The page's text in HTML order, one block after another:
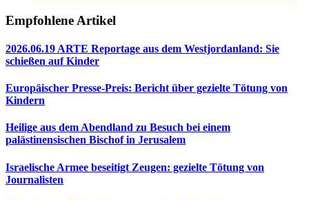
Empfohlene Artikel
2026.06.19 ARTE Reportage aus dem Westjordanland: Sie
schießen auf Kinder
Europäischer Presse-Preis: Bericht über gezielte Tötung von
Kindern
Heilige aus dem Abendland zu Besuch bei einem
palästinensischen Bischof in Jerusalem
Israelische Armee beseitigt Zeugen: gezielte Tötung von
Journalisten